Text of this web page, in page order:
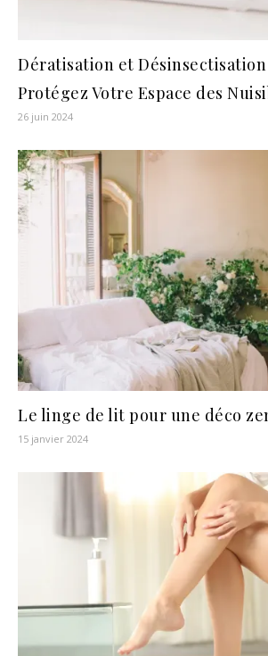
Dératisation et Désinsectisation
Protégez Votre Espace des
26 juin 2024
Le linge de lit pour une déco
15 janvier 2024